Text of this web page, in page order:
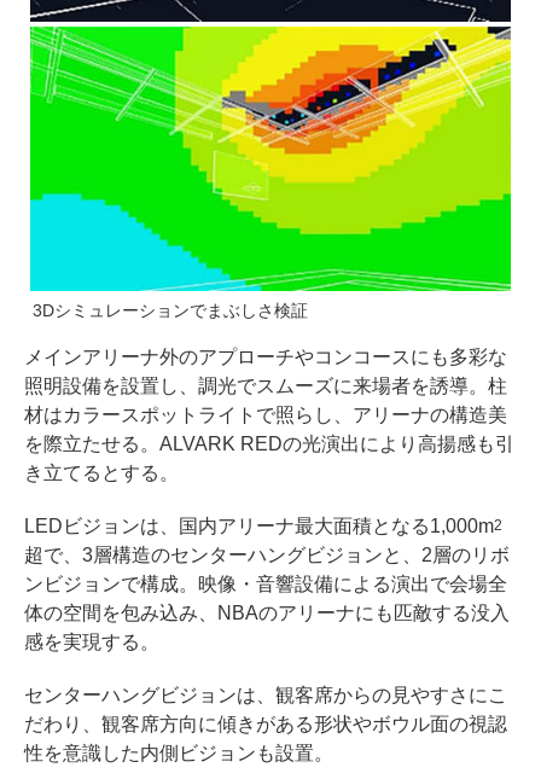
3Dシミュレーションでまぶしさ検証
メインアリーナ外のアプローチやコンコースにも多彩な
照明設備を設置し、調光でスムーズに来場者を誘導。柱
材はカラースポットライトで照らし、アリーナの構造美
を際立たせる。ALVARK REDの光演出により高揚感も引
き立てるとする。
LEDビジョンは、国内アリーナ最大面積となる1,000m2
超で、3層構造のセンターハングビジョンと、2層のリボ
ンビジョンで構成。映像・音響設備による演出で会場全
体の空間を包み込み、NBAのアリーナにも匹敵する没入
感を実現する。
センターハングビジョンは、観客席からの見やすさにこ
だわり、観客席方向に傾きがある形状やボウル面の視認
性を意識した内側ビジョンも設置。